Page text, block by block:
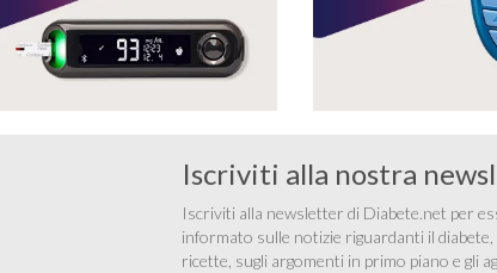
Iscriviti alla nostra
Iscriviti alla newsletter di Diabete.net per
informato sulle notizie riguardanti il
ricette, sugli argomenti in primo piano e gli